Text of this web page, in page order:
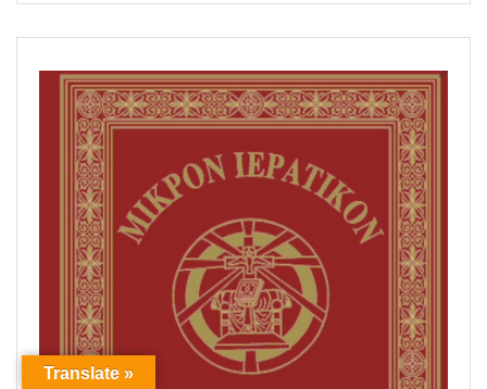
Translate »